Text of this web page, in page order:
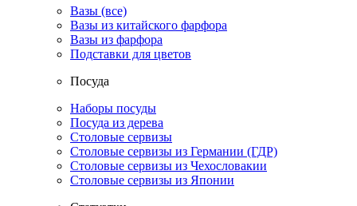
Вазы (все)
Вазы из китайского фарфора
Вазы из фарфора
Подставки для цветов
Посуда
Наборы посуды
Посуда из дерева
Столовые сервизы
Столовые сервизы из Германии (ГДР)
Столовые сервизы из Чехословакии
Столовые сервизы из Японии